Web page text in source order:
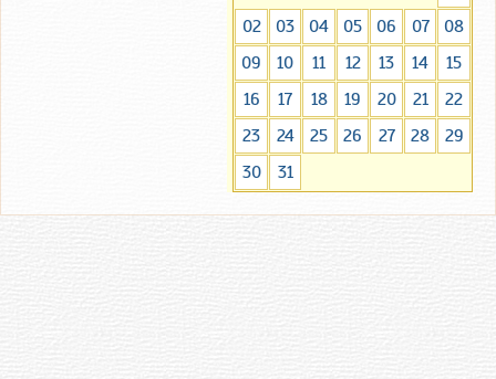
02
03 04 05 06 07
08
09
10 11 12 13 14
15
16
17 18 19 20 21
22
23
24 25 26 27 28
29
30
31